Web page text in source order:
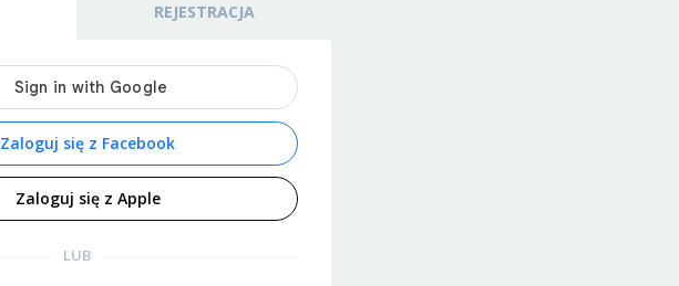
REJESTRACJA
Zaloguj się z Facebook
Zaloguj się z Apple
LUB